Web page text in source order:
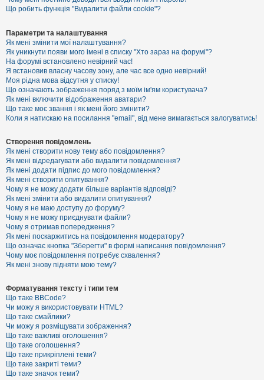
Т
м
и
б
е
з
в
і
д
п
о
в
і
е
й
А
к
т
и
в
н
і
т
е
м
и
П
о
ш
у
к
Д
о
п
Що робить функція "Видалити файли cookie"?
Параметри та налаштування
Як мені змінити мої налаштування?
Як уникнути появи мого імені в списку "Хто зараз на форумі"?
На форумі встановлено невірний час!
Я встановив власну часову зону, але час все одно невірний!
Моя рідна мова відсутня у списку!
Що означають зображення поряд з моїм ім'ям користувача?
Як мені включити відображення аватари?
Що таке моє звання і як мені його змінити?
Коли я натискаю на посилання "email", від мене вимагається залогуватись!
Створення повідомлень
Як мені створити нову тему або повідомлення?
Як мені відредагувати або видалити повідомлення?
Як мені додати підпис до мого повідомлення?
Як мені створити опитування?
Чому я не можу додати більше варіантів відповіді?
Як мені змінити або видалити опитування?
Чому я не маю доступу до форуму?
Чому я не можу приєднувати файли?
Чому я отримав попередження?
Як мені поскаржитись на повідомлення модератору?
Що означає кнопка "Зберегти" в формі написання повідомлення?
Чому моє повідомлення потребує схвалення?
Як мені знову підняти мою тему?
Форматування тексту і типи тем
Що таке BBCode?
Чи можу я використовувати HTML?
Що таке смайлики?
Чи можу я розміщувати зображення?
Що таке важливі оголошення?
Що таке оголошення?
Що таке прикріплені теми?
Що таке закриті теми?
Що таке значок теми?